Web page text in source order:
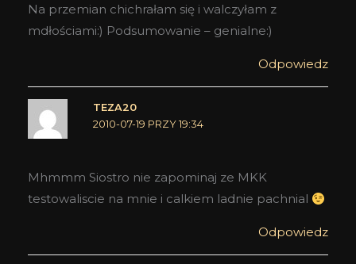
Na przemian chichrałam się i walczyłam z
mdłościami:) Podsumowanie – genialne:)
Odpowiedz
TEZA20
2010-07-19 PRZY 19:34
Mhmmm Siostro nie zapominaj ze MKK
testowaliscie na mnie i calkiem ladnie pachnial
Odpowiedz